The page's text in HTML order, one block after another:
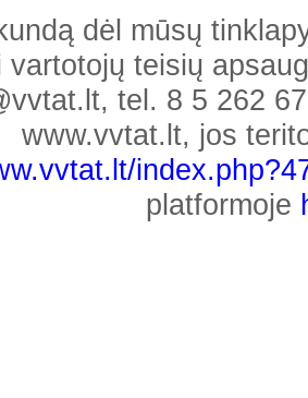
dėl mūsų
vartotojų teisių
tel. 8 5 262
www.vvtat.lt, jos
platformoje